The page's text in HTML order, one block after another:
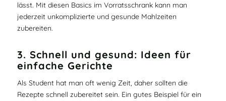
lässt. Mit diesen Basics im Vorratsschrank kann man
jederzeit unkomplizierte und gesunde Mahlzeiten
zubereiten.
3. Schnell und gesund: Ideen für
einfache Gerichte
Als Student hat man oft wenig Zeit, daher sollten die
Rezepte schnell zubereitet sein. Ein gutes Beispiel für ein